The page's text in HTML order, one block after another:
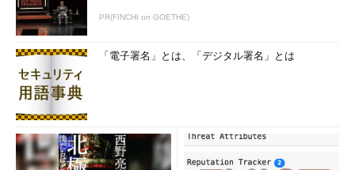
PR(FINCHI on GOETHE)
「電子署名」とは、「デジタル署名」とは